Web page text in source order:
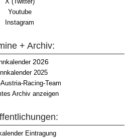
Youtube
Instagram
+ Archiv:
2026
2025
Racing-Team
Archiv anzeigen
Eintragung